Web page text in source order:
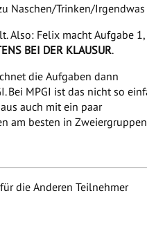
Naschen/Trinken/
Also: Felix macht Aufgabe 1,
BEI DER KLAUSUR.
die Aufgaben dann
Bei MPGI ist das nicht so
auch mit ein paar
am besten in
die Anderen Teilnehmer